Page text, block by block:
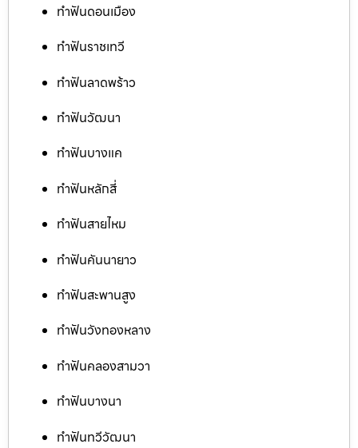
ทำฟันดอนเมือง
ทำฟันราชเทวี
ทำฟันลาดพร้าว
ทำฟันวัฒนา
ทำฟันบางแค
ทำฟันหลักสี่
ทำฟันสายไหม
ทำฟันคันนายาว
ทำฟันสะพานสูง
ทำฟันวังทองหลาง
ทำฟันคลองสามวา
ทำฟันบางนา
ทำฟันทวีวัฒนา